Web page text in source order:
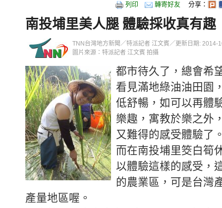
列印 轉寄好友 分享：
南投埔里美人腿 體驗採收真有趣
TNN台灣地方新聞／特派記者 江文賓／更新日期: 2014-
圖片來源：特派記者 江文賓 拍攝
都市待久了，總會希
看見滿地綠油油田園
低舒暢，如可以再體
樂趣，寓教於樂之外
又難得的感受體驗了
而在南投埔里筊白筍
以體驗這樣的感受，
的農業區，可是台灣
產量地區喔。